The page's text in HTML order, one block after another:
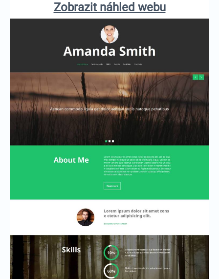
Zobrazit náhled webu